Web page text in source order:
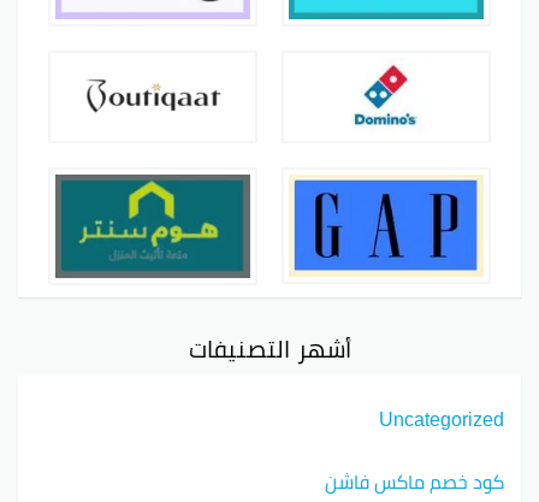
أشهر التصنيفات
Uncategorized
كود خصم ماكس فاشن